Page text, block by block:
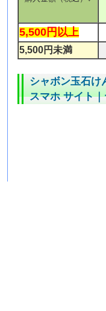
5,500円以上
5,500円未満
シャボン玉石け
スマホ サイト｜